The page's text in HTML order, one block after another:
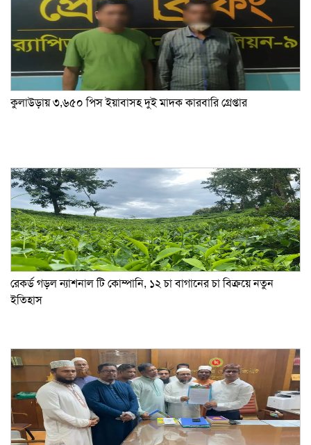
কুলাউড়ায় ৩,৬৫০ পিস ইয়াবাসহ দুই মাদক কারবারি গ্রেপ্তার
রেকর্ড গড়ল ন্যাশনাল টি কোম্পানি, ১২ চা বাগানের চা বিক্রয়ে নতুন
ইতিহাস